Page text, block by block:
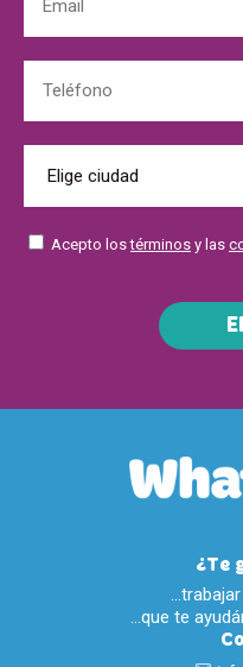
Acepto lostérminos y las
¿Te
…que te